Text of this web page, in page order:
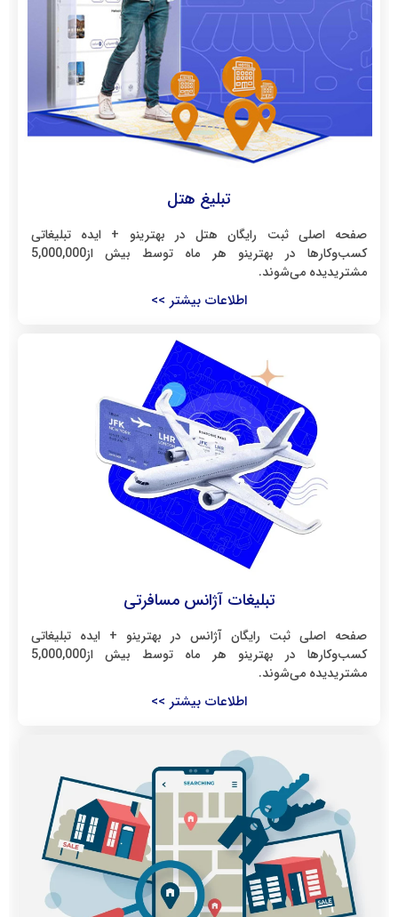
تبلیغ هتل
صفحه اصلی ثبت رایگان هتل در بهترینو + ایده تبلیغاتی
کسب‌وکارها در بهترینو هر ماه توسط بیش از5,000,000
مشتریدیده می‌شوند.
اطلاعات بیشتر >>
تبلیغات آژانس مسافرتی
صفحه اصلی ثبت رایگان آژانس در بهترینو + ایده تبلیغاتی
کسب‌وکارها در بهترینو هر ماه توسط بیش از5,000,000
مشتریدیده می‌شوند.
اطلاعات بیشتر >>